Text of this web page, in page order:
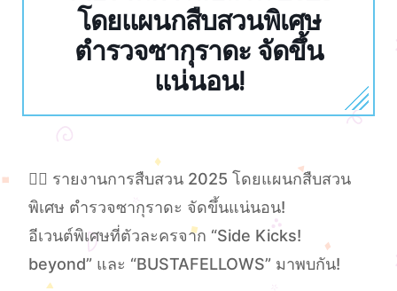
โดยแผนกสืบสวนพิเศษ
ตำรวจซากุราดะ จัดขึ้น
แน่นอน!
🕵️‍♂️ รายงานการสืบสวน 2025 โดยแผนกสืบสวน
พิเศษ ตำรวจซากุราดะ จัดขึ้นแน่นอน!
อีเวนต์พิเศษที่ตัวละครจาก “Side Kicks!
beyond” และ “BUSTAFELLOWS” มาพบกัน!